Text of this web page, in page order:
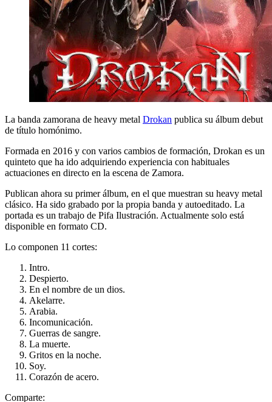
La banda zamorana de heavy metal Drokan publica su álbum debut
de título homónimo.
Formada en 2016 y con varios cambios de formación, Drokan es un
quinteto que ha ido adquiriendo experiencia con habituales
actuaciones en directo en la escena de Zamora.
Publican ahora su primer álbum, en el que muestran su heavy metal
clásico. Ha sido grabado por la propia banda y autoeditado. La
portada es un trabajo de Pifa Ilustración. Actualmente solo está
disponible en formato CD.
Lo componen 11 cortes:
Intro.
Despierto.
En el nombre de un dios.
Akelarre.
Arabia.
Incomunicación.
Guerras de sangre.
La muerte.
Gritos en la noche.
Soy.
Corazón de acero.
Comparte: